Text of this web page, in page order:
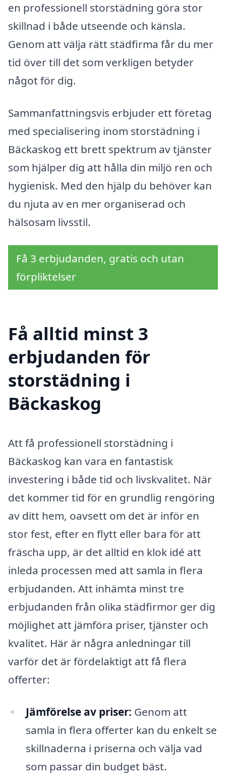
en professionell storstädning göra stor
skillnad i både utseende och känsla.
Genom att välja rätt städfirma får du mer
tid över till det som verkligen betyder
något för dig.
Sammanfattningsvis erbjuder ett företag
med specialisering inom storstädning i
Bäckaskog ett brett spektrum av tjänster
som hjälper dig att hålla din miljö ren och
hygienisk. Med den hjälp du behöver kan
du njuta av en mer organiserad och
hälsosam livsstil.
Få 3 erbjudanden, gratis och utan
förpliktelser
Få alltid minst 3
erbjudanden för
storstädning i
Bäckaskog
Att få professionell storstädning i
Bäckaskog kan vara en fantastisk
investering i både tid och livskvalitet. När
det kommer tid för en grundlig rengöring
av ditt hem, oavsett om det är inför en
stor fest, efter en flytt eller bara för att
fräscha upp, är det alltid en klok idé att
inleda processen med att samla in flera
erbjudanden. Att inhämta minst tre
erbjudanden från olika städfirmor ger dig
möjlighet att jämföra priser, tjänster och
kvalitet. Här är några anledningar till
varför det är fördelaktigt att få flera
offerter:
Jämförelse av priser: Genom att
samla in flera offerter kan du enkelt se
skillnaderna i priserna och välja vad
som passar din budget bäst.